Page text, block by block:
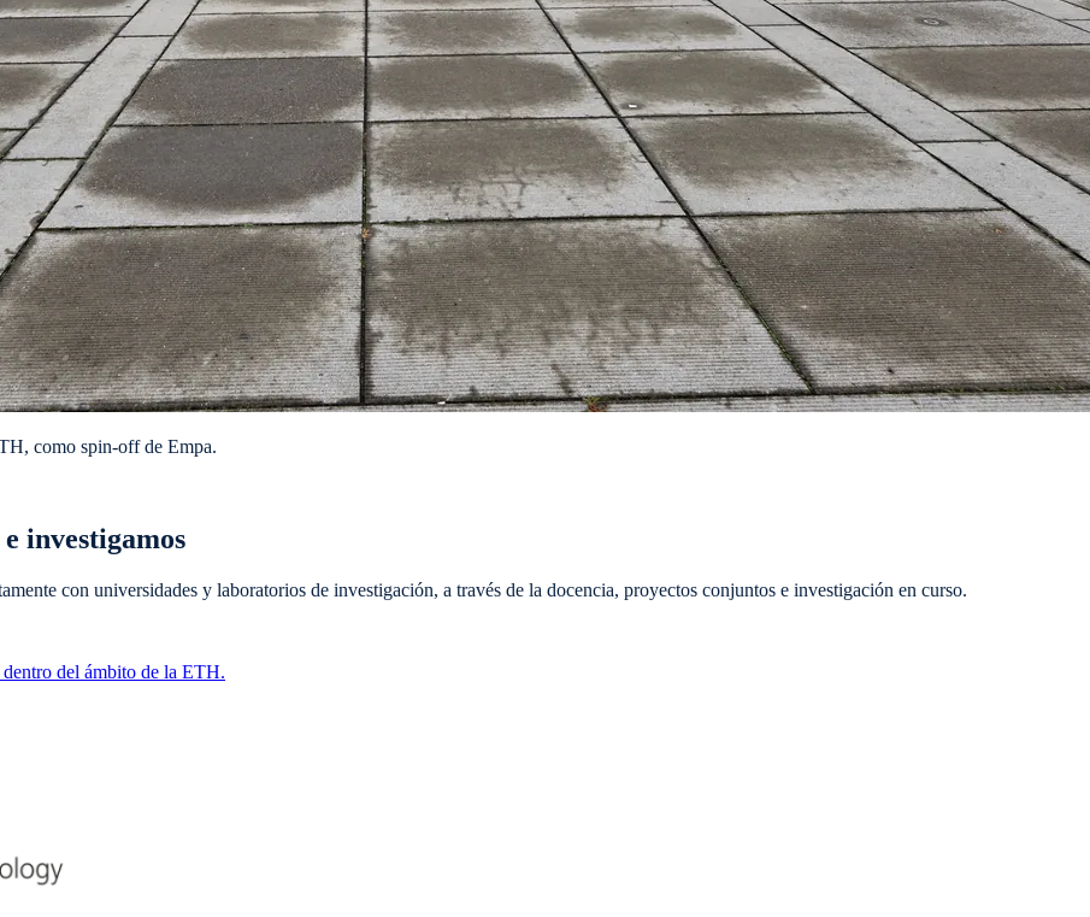
como spin-off de Empa.
investigamos
con universidades y laboratorios de investigación, a través de la docencia, proyectos conjuntos e investigación en curso.
del ámbito de la ETH.